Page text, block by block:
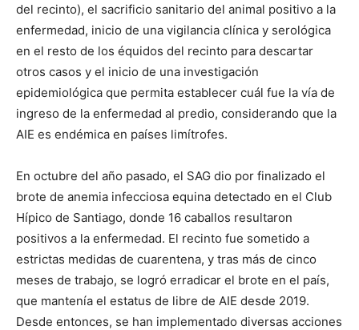
del recinto), el sacrificio sanitario del animal positivo a la
enfermedad, inicio de una vigilancia clínica y serológica
en el resto de los équidos del recinto para descartar
otros casos y el inicio de una investigación
epidemiológica que permita establecer cuál fue la vía de
ingreso de la enfermedad al predio, considerando que la
AIE es endémica en países limítrofes.
En octubre del año pasado, el SAG dio por finalizado el
brote de anemia infecciosa equina detectado en el Club
Hípico de Santiago, donde 16 caballos resultaron
positivos a la enfermedad. El recinto fue sometido a
estrictas medidas de cuarentena, y tras más de cinco
meses de trabajo, se logró erradicar el brote en el país,
que mantenía el estatus de libre de AIE desde 2019.
Desde entonces, se han implementado diversas acciones